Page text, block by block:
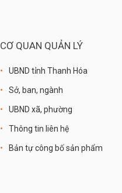
CƠ QUAN QUẢN LÝ
UBND tỉnh Thanh Hóa
Sở, ban, ngành
UBND xã, phường
Thông tin liên hệ
Bản tự công bố sản phẩm